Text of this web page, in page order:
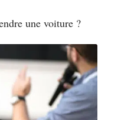
une voiture ?